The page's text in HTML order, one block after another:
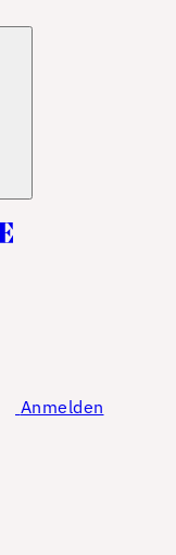
Anmelden